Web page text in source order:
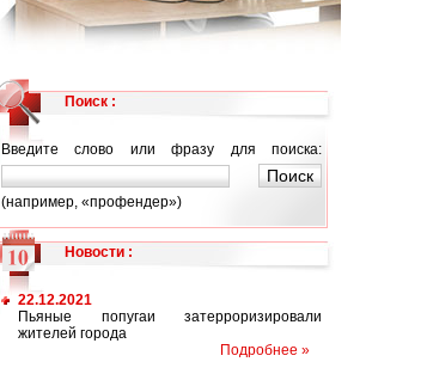
Поиск :
Введите слово или фразу для поиска:
(например, «профендер»)
Новости :
22.12.2021
Пьяные попугаи затерроризировали
жителей города
Подробнее »